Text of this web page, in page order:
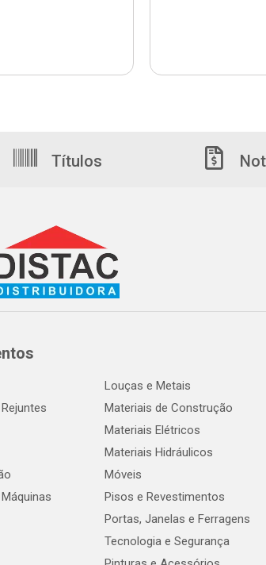
Títulos
Louças e Metais
Materiais de Construção
Materiais Elétricos
Materiais Hidráulicos
Móveis
Pisos e Revestimentos
Portas, Janelas e Ferragens
Tecnologia e Segurança